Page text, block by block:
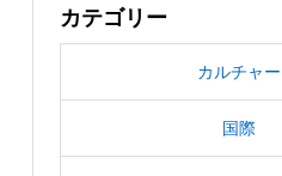
カテゴリー
カルチャー
国際